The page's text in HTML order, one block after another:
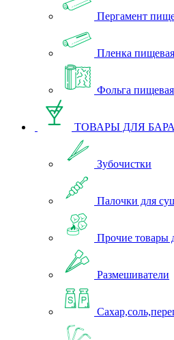
Пергамент
Пленка пищевая
Фольга пищевая
ТОВАРЫ ДЛЯ БАРА
Зубочистки
Палочки для
Прочие товары
Размешиватели